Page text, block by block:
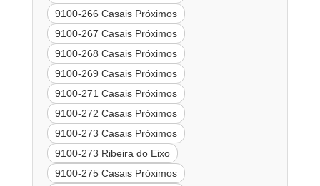
9100-266 Casais Próximos
9100-267 Casais Próximos
9100-268 Casais Próximos
9100-269 Casais Próximos
9100-271 Casais Próximos
9100-272 Casais Próximos
9100-273 Casais Próximos
9100-273 Ribeira do Eixo
9100-275 Casais Próximos